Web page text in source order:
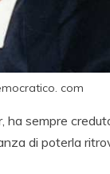
com
sempre
di poterla